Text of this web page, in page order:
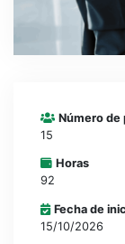
Número de
15
Horas
92
Fecha de
15/10/2026